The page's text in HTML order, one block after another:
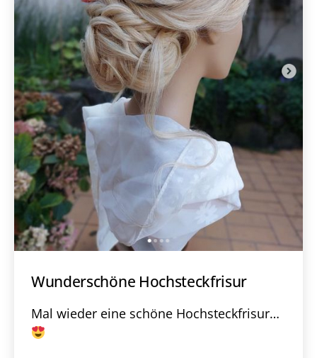
Wunderschöne Hochsteckfrisur
Mal wieder eine schöne Hochsteckfrisur…